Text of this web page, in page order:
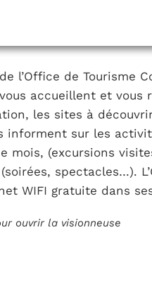
l’Office de Tourisme
accueillent et vous
les sites à
sur les
mois, (excursions
spectacles…).
WIFI gratuite dans
ouvrir la visionneuse